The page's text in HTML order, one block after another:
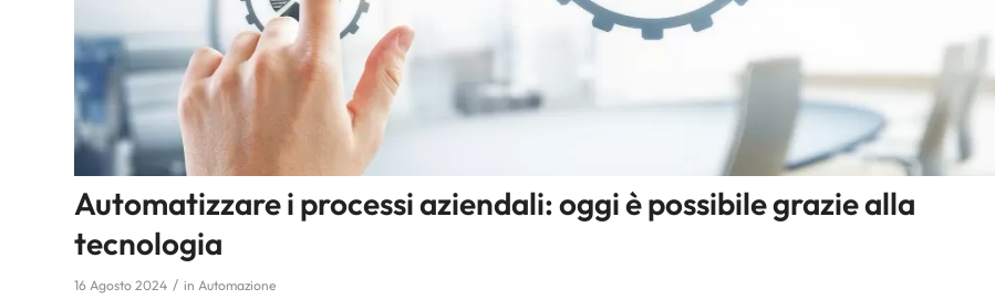
Automatizzare i processi aziendali: oggi è possibile grazie alla
tecnologia
16 Agosto 2024 / in Automazione